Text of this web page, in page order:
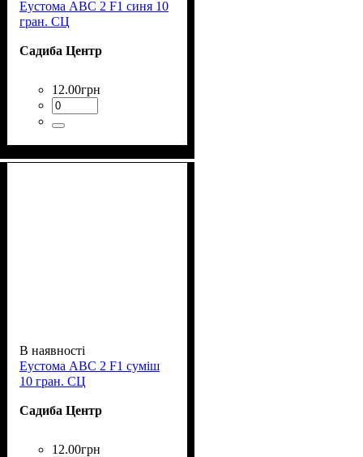
Еустома АВС 2 F1 синя 10
гран. СЦ
Садиба Центр
12.00грн
В наявності
Еустома АВС 2 F1 суміш
10 гран. СЦ
Садиба Центр
12.00грн